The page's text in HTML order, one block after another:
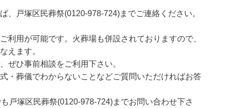
、戸塚区民葬祭(0120-978-724)までご連絡ください。
利用が可能です。火葬場も併設されておりますので、
えます。
ぜひ事前相談をご利用下さい。
・葬儀でわからないことなどご質問いただければお答
戸塚区民葬祭(0120-978-724)までお問い合わせ下さ